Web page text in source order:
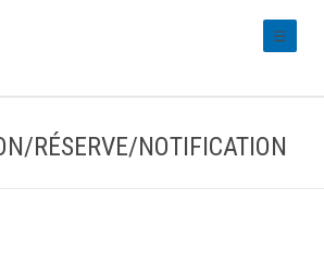
RÉSERVE/NOTIFICATION